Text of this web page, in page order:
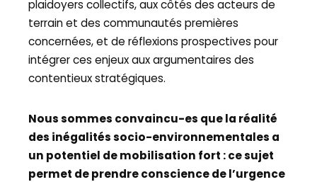
plaidoyers collectifs, aux côtés des acteurs de
terrain et des communautés premières
concernées, et de réflexions prospectives pour
intégrer ces enjeux aux argumentaires des
contentieux stratégiques.
Nous sommes convaincu-es que la réalité
des inégalités socio-environnementales a
un potentiel de mobilisation fort : ce sujet
permet de prendre conscience de l’urgence